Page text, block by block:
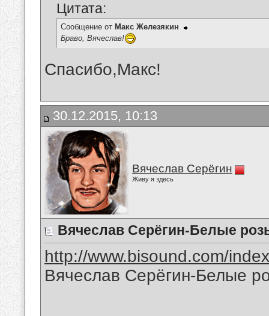
Цитата:
Сообщение от Макс Железякин
Браво, Вячеслав!
Спасибо,Макс!
30.12.2015, 10:13
Вячеслав Серёгин
Живу я здесь
Вячеслав Серёгин-Белые
http://www.bisound.com/
Вячеслав Серёгин-Белые